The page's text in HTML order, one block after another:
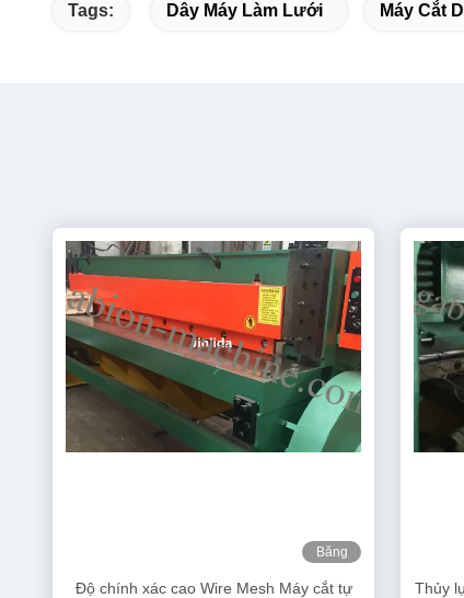
Tags: Dây Máy Làm Lưới Máy Cắt
Băng
Độ chính xác cao Wire Mesh Máy cắt tự
Thủy